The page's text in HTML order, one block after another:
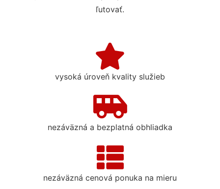
ľutovať.
vysoká úroveň kvality služieb
nezáväzná a bezplatná obhliadka
nezáväzná cenová ponuka na mieru